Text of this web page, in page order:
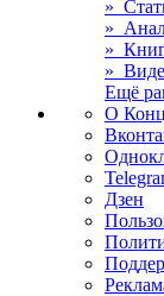
»
»
»
»
Ещё
О
Дзен